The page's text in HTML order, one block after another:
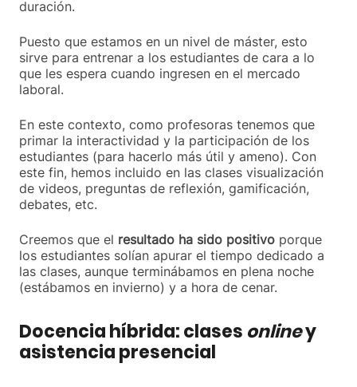
duración.
Puesto que estamos en un nivel de máster, esto
sirve para entrenar a los estudiantes de cara a lo
que les espera cuando ingresen en el mercado
laboral.
En este contexto, como profesoras tenemos que
primar la interactividad y la participación de los
estudiantes (para hacerlo más útil y ameno). Con
este fin, hemos incluido en las clases visualización
de videos, preguntas de reflexión, gamificación,
debates, etc.
Creemos que el resultado ha sido positivo porque
los estudiantes solían apurar el tiempo dedicado a
las clases, aunque terminábamos en plena noche
(estábamos en invierno) y a hora de cenar.
Docencia híbrida: clases onliney
asistencia presencial